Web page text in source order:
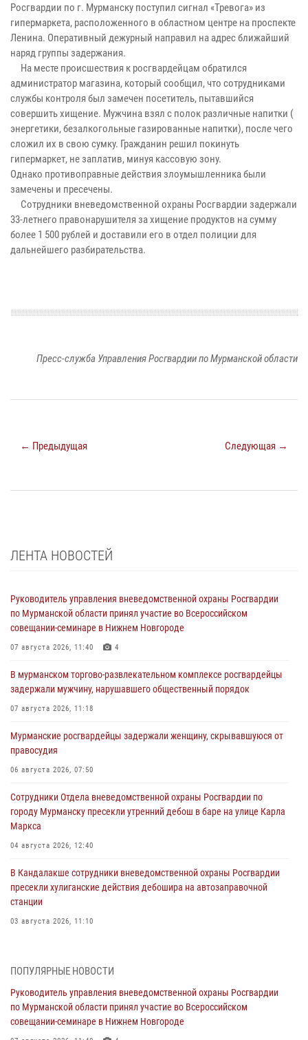
Росгвардии по г. Мурманску поступил сигнал «Тревога» из
гипермаркета, расположенного в областном центре на проспекте
Ленина. Оперативный дежурный направил на адрес ближайший
наряд группы задержания.
На месте происшествия к росгвардейцам обратился
администратор магазина, который сообщил, что сотрудниками
службы контроля был замечен посетитель, пытавшийся
совершить хищение. Мужчина взял с полок различные напитки (
энергетики, безалкогольные газированные напитки), после чего
сложил их в свою сумку. Гражданин решил покинуть
гипермаркет, не заплатив, минуя кассовую зону.
Однако противоправные действия злоумышленника были
замечены и пресечены.
Сотрудники вневедомственной охраны Росгвардии задержали
33-летнего правонарушителя за хищение продуктов на сумму
более 1 500 рублей и доставили его в отдел полиции для
дальнейшего разбирательства.
Пресс-служба Управления Росгвардии по Мурманской области
← Предыдущая Следующая →
ЛЕНТА НОВОСТЕЙ
Руководитель управления вневедомственной охраны Росгвардии
по Мурманской области принял участие во Всероссийском
совещании-семинаре в Нижнем Новгороде
07 августа 2026, 11:40 4
В мурманском торгово-развлекательном комплексе росгвардейцы
задержали мужчину, нарушавшего общественный порядок
07 августа 2026, 11:18
Мурманские росгвардейцы задержали женщину, скрывавшуюся от
правосудия
06 августа 2026, 07:50
Сотрудники Отдела вневедомственной охраны Росгвардии по
городу Мурманску пресекли утренний дебош в баре на улице Карла
Маркса
04 августа 2026, 12:40
В Кандалакше сотрудники вневедомственной охраны Росгвардии
пресекли хулиганские действия дебошира на автозаправочной
станции
03 августа 2026, 11:10
комиссий в преддверии выборов
31 июля 2026, 08:43 3
Мурманские росгвардейцы задержали мужчину, не оплатившего
ПОПУЛЯРНЫЕ НОВОСТИ
Руководитель управления вневедомственной охраны Росгвардии
по Мурманской области принял участие во Всероссийском
совещании-семинаре в Нижнем Новгороде